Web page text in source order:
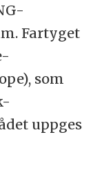
Fartyget
som
uppges